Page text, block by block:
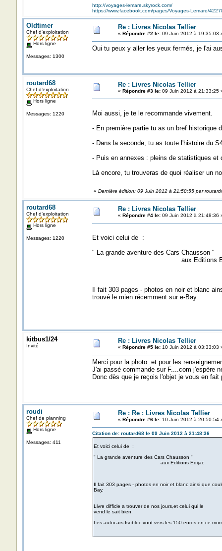
http://voyages-lemare.skyrock.com/
https://www.facebook.com/pages/Voyages-Lemare/
Oldtimer
Chef d'exploitation
Hors ligne
Messages: 1300
Re : Livres Nicolas Tellier
« Répondre #2 le:09 Juin 2012 à 19:35:03
Oui tu peux y aller les yeux fermés, je l'ai
routard68
Chef d'exploitation
Hors ligne
Messages: 1220
Re : Livres Nicolas Tellier
« Répondre #3 le:09 Juin 2012 à 21:33:25
Moi aussi, je te le recommande vivement.
- En première partie tu as un bref historique
- Dans la seconde, tu as toute l'histoire du
- Puis en annexes : pleins de statistiques et
Là encore, tu trouveras de quoi réaliser un
« Dernière édition: 09 Juin 2012 à 21:58:55 par
routard68
Chef d'exploitation
Hors ligne
Messages: 1220
Re : Livres Nicolas Tellier
« Répondre #4 le:09 Juin 2012 à 21:48:36
Et voici celui de :
" La grande aventure des Cars Chausson "
aux Editions
Il fait 303 pages - photos en noir et blanc
trouvé le mien récemment sur e-Bay.
kitbus1/24
Invité
Re : Livres Nicolas Tellier
« Répondre #5 le:10 Juin 2012 à 03:33:03
Merci pour la photo et pour les
J'ai passé commande sur F....com j'espère
Donc dès que je reçois l'objet je vous en fait
roudi
Chef de planning
Hors ligne
Messages: 411
Re : Re : Livres Nicolas Tellier
« Répondre #6 le:10 Juin 2012 à 20:50:54
Citation de: routard68 le 09 Juin 2012 à 21:48:36
Et voici celui de :
" La grande aventure des Cars Chausson "
aux Editions Edijac
Il fait 303 pages - photos en noir et blanc ainsi que
Bay.
Livre difficle a trouver de nos jours,et celui qui le
vend le sait bien.
Les autocars Isobloc vont vers les 150 euros en ce